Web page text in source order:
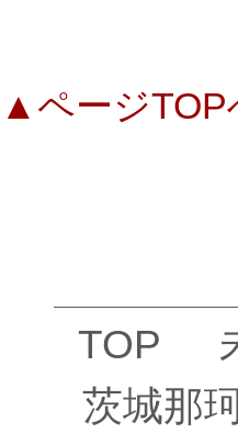
▲ページTOP
TOP
茨城那